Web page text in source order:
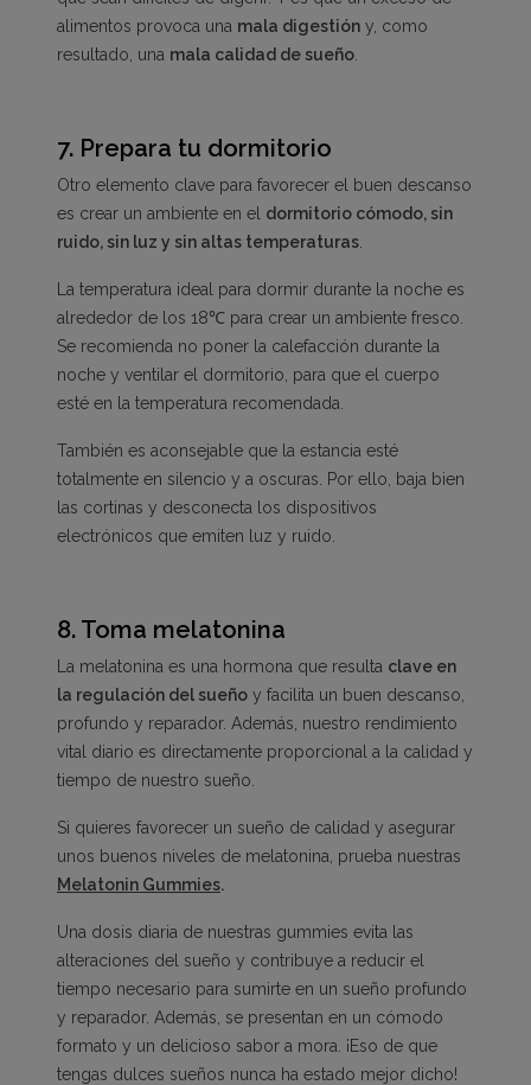
alimentos provoca una mala digestión y, como
resultado, una mala calidad de sueño
7. Prepara tu dormitorio
Otro elemento clave para favorecer el buen descanso
es crear un ambiente en el dormitorio cómodo, sin
ruido, sin luz y sin altas temperaturas
La temperatura ideal para dormir durante la noche es
alrededor de los 18℃ para crear un ambiente fresco.
Se recomienda no poner la calefacción durante la
noche y ventilar el dormitorio, para que el cuerpo
esté en la temperatura recomendada.
También es aconsejable que la estancia esté
totalmente en silencio y a oscuras. Por ello, baja bien
las cortinas y desconecta los dispositivos
electrónicos que emiten luz y ruido.
8. Toma melatonina
La melatonina es una hormona que resulta clave en
la regulación del sueño y facilita un buen descanso,
profundo y reparador. Además, nuestro rendimiento
vital diario es directamente proporcional a la calidad y
tiempo de nuestro sueño.
Si quieres favorecer un sueño de calidad y asegurar
unos buenos niveles de melatonina, prueba nuestras
Melatonin Gummies.
Una dosis diaria de nuestras gummies evita las
alteraciones del sueño y contribuye a reducir el
tiempo necesario para sumirte en un sueño profundo
y reparador. Además, se presentan en un cómodo
formato y un delicioso sabor a mora. ¡Eso de que
tengas dulces sueños nunca ha estado mejor dicho!